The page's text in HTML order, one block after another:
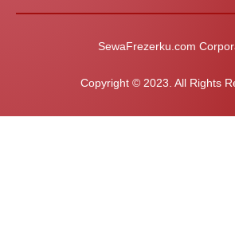
SewaFrezerku.com
Copyright © 2023. All Rights